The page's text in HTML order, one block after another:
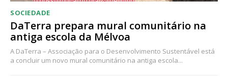
SOCIEDADE
DaTerra prepara mural comunitário na
antiga escola da Mélvoa
A DaTerra – Associação para o Desenvolvimento Sustentável está
a concluir um novo mural comunitário na antiga escola...